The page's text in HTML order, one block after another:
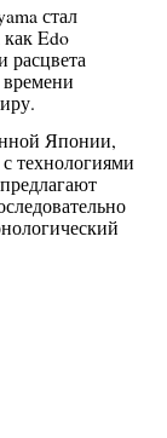
стал
как Edo
расцвета
времени
Японии,
технологиями